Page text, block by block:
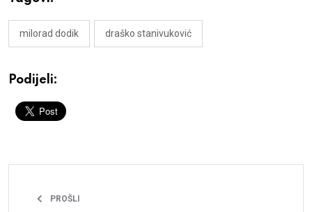
milorad dodik draško stanivuković
Podijeli:
PROŠLI